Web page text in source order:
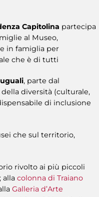
Capitolina partecipa
al Museo,
in famiglia per
che è di tutti
, parte dal
diversità (culturale,
di inclusione
che sul territorio,
rivolto ai più piccoli
alla colonna di Traiano
Galleria d’Arte